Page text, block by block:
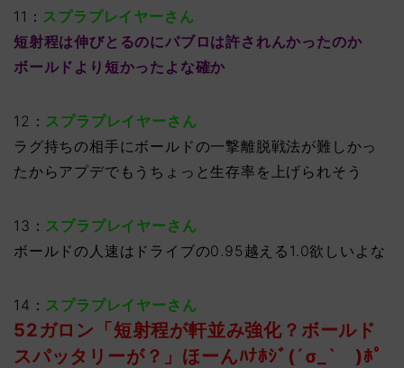
11： スプラプレイヤーさん
短射程は伸びとるのにパブロは許されんかったのか
ボールドより短かったよな確か
12： スプラプレイヤーさん
ラグ持ちの相手にボールドの一撃離脱戦法が難しかっ
たからアプデでもうちょっと生存率を上げられそう
13： スプラプレイヤーさん
ボールドの人速はドライブの0.95越える1.0欲しいよな
14： スプラプレイヤーさん
52ガロン「短射程が軒並み強化？ボールド
スパッタリーが？」ほーんﾊﾅﾎｼﾞ(´σ_` )ﾎﾟ